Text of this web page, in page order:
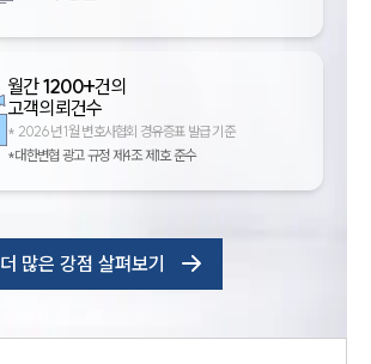
월간1200+건의
고객의뢰건수
* 2026년 1월 변호사협회 경유증표 발급 기준
*대한변협 광고 규정 제4조 제1호 준수
더 많은 강점 살펴보기